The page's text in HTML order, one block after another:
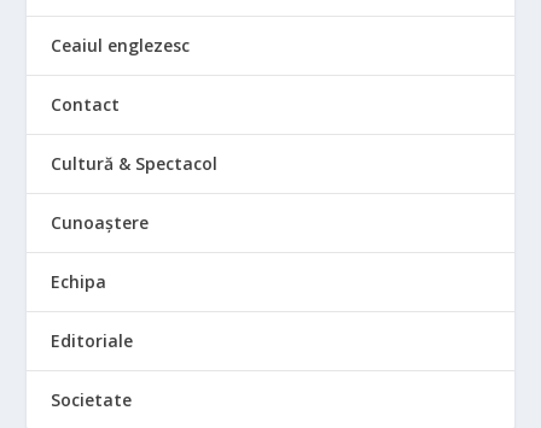
Ceaiul englezesc
Contact
Cultură & Spectacol
Cunoaștere
Echipa
Editoriale
Societate